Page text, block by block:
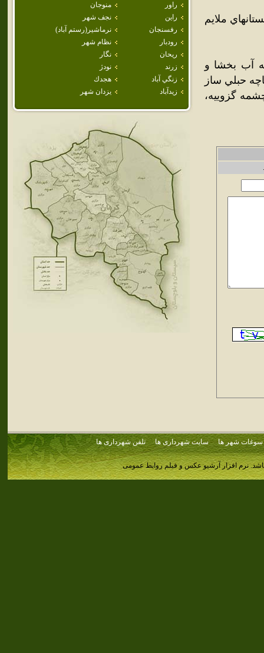
راور
منوجان
راين
نجف شهر
رفسنجان
نرماشير(رستم آباد)
رودبار
نظام شهر
ريحان
نگار
زرند
نودژ
زنگي آباد
هجدك
زيدآباد
يزدان شهر
ملايم
آب بخشا و
حبلي ساز
گزوييه،
سوغات شهر ها سایت شهرداری ها تلفن شهرداری ها
نرم افزار آرشیو عکس و فیلم روابط عمومی